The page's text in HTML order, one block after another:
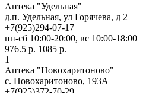
Аптека "Удельная"
д.п. Удельная, ул Горячева, д 2
+7(925)294-07-17
пн-сб 10:00-20:00, вс 10:00-18:00
976.5 р. 1085 р.
1
Аптека "Новохаритоново"
с. Новохаритоново, 193А